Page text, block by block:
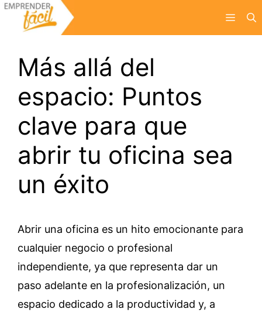
Saltar
Menú
Más allá del
espacio: Puntos
clave para que
abrir tu oficina sea
un éxito
Abrir una oficina es un hito emocionante para
cualquier negocio o profesional
independiente, ya que representa dar un
paso adelante en la profesionalización, un
espacio dedicado a la productividad y, a